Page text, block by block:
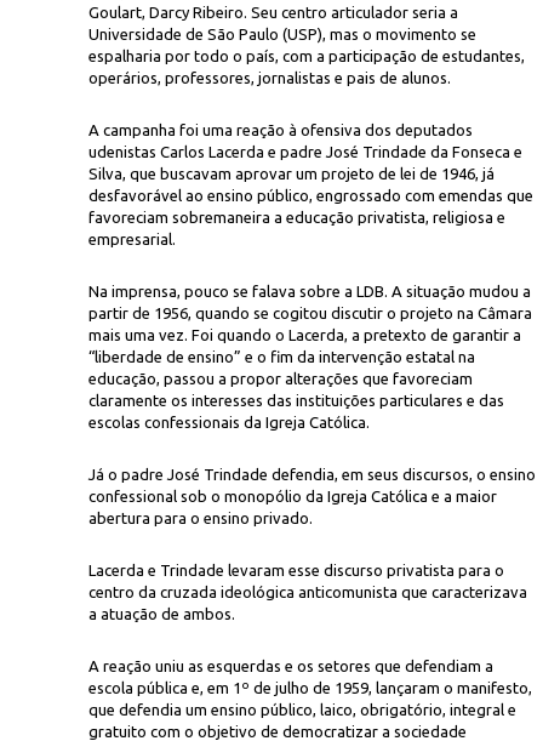
Goulart, Darcy Ribeiro. Seu centro articulador seria a
Universidade de São Paulo (USP), mas o movimento se
espalharia por todo o país, com a participação de estudantes,
operários, professores, jornalistas e pais de alunos.
A campanha foi uma reação à ofensiva dos deputados
udenistas Carlos Lacerda e padre José Trindade da Fonseca e
Silva, que buscavam aprovar um projeto de lei de 1946, já
desfavorável ao ensino público, engrossado com emendas que
favoreciam sobremaneira a educação privatista, religiosa e
empresarial.
Na imprensa, pouco se falava sobre a LDB. A situação mudou a
partir de 1956, quando se cogitou discutir o projeto na Câmara
mais uma vez. Foi quando o Lacerda, a pretexto de garantir a
“liberdade de ensino” e o fim da intervenção estatal na
educação, passou a propor alterações que favoreciam
claramente os interesses das instituições particulares e das
escolas confessionais da Igreja Católica.
Já o padre José Trindade defendia, em seus discursos, o ensino
confessional sob o monopólio da Igreja Católica e a maior
abertura para o ensino privado.
Lacerda e Trindade levaram esse discurso privatista para o
centro da cruzada ideológica anticomunista que caracterizava
a atuação de ambos.
A reação uniu as esquerdas e os setores que defendiam a
escola pública e, em 1º de julho de 1959, lançaram o manifesto,
que defendia um ensino público, laico, obrigatório, integral e
gratuito com o objetivo de democratizar a sociedade